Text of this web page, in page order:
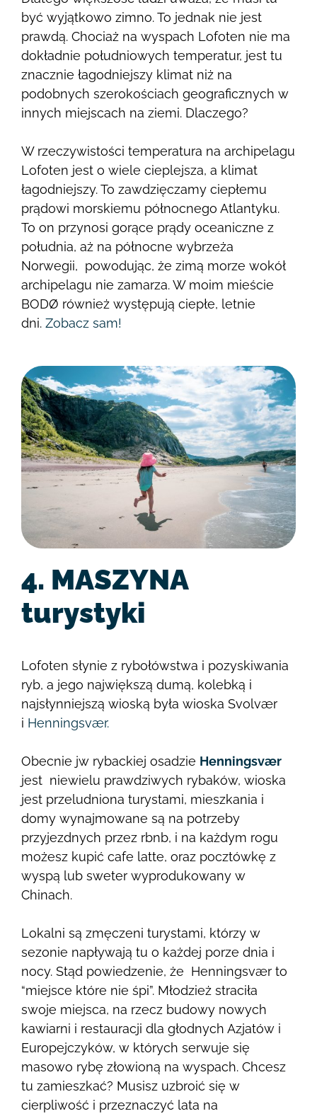
być wyjątkowo zimno. To jednak nie jest
prawdą. Chociaż na wyspach Lofoten nie ma
dokładnie południowych temperatur, jest tu
znacznie łagodniejszy klimat niż na
podobnych szerokościach geograficznych w
innych miejscach na ziemi. Dlaczego?
W rzeczywistości temperatura na archipelagu
Lofoten jest o wiele cieplejsza, a klimat
łagodniejszy. To zawdzięczamy ciepłemu
prądowi morskiemu północnego Atlantyku.
To on przynosi gorące prądy oceaniczne z
południa, aż na północne wybrzeża
Norwegii, powodując, że zimą morze wokół
archipelagu nie zamarza. W moim mieście
BODØ również występują ciepłe, letnie
dni. Zobacz sam!
4. MASZYNA
turystyki
Lofoten słynie z rybołówstwa i pozyskiwania
ryb, a jego największą dumą, kolebką i
najsłynniejszą wioską była wioska Svolvær
i Henningsvær.
Obecnie jw rybackiej osadzie Henningsvær
jest niewielu prawdziwych rybaków, wioska
jest przeludniona turystami, mieszkania i
domy wynajmowane są na potrzeby
przyjezdnych przez rbnb, i na każdym rogu
możesz kupić cafe latte, oraz pocztówkę z
wyspą lub sweter wyprodukowany w
Chinach.
Lokalni są zmęczeni turystami, którzy w
sezonie napływają tu o każdej porze dnia i
nocy. Stąd powiedzenie, że Henningsvær to
“miejsce które nie śpi”. Młodzież straciła
swoje miejsca, na rzecz budowy nowych
kawiarni i restauracji dla głodnych Azjatów i
Europejczyków, w których serwuje się
masowo rybę złowioną na wyspach. Chcesz
tu zamieszkać? Musisz uzbroić się w
cierpliwość i przeznaczyć lata na